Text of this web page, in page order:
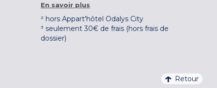
En savoir plus
² hors Appart'hôtel Odalys City
³ seulement 30€ de frais (hors frais de
dossier)
Retour